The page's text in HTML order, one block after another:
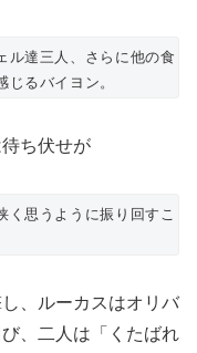
ル達三人、さらに他の食
るバイヨン。
ち伏せが
く思うように振り回すこ
、ルーカスはオリバ
、二人は「くたばれ